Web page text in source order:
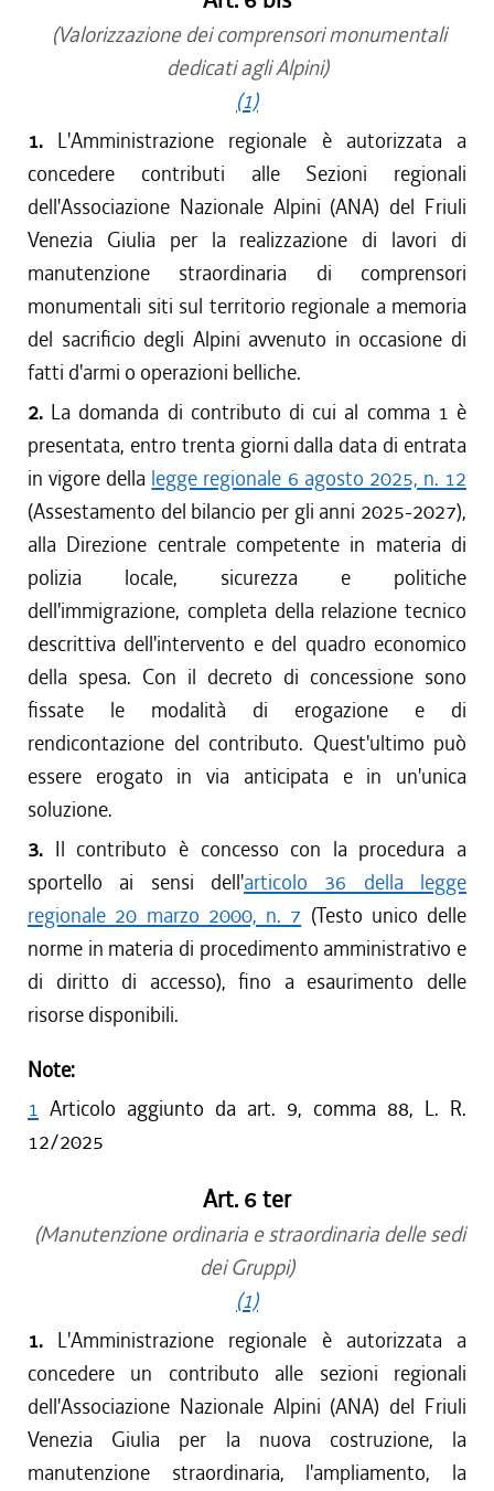
(Valorizzazione dei comprensori monumentali
dedicati agli Alpini)
(1)
1. L'Amministrazione regionale è autorizzata a
concedere contributi alle Sezioni regionali
dell'Associazione Nazionale Alpini (ANA) del Friuli
Venezia Giulia per la realizzazione di lavori di
manutenzione straordinaria di comprensori
monumentali siti sul territorio regionale a memoria
del sacrificio degli Alpini avvenuto in occasione di
fatti d'armi o operazioni belliche.
2. La domanda di contributo di cui al comma 1 è
presentata, entro trenta giorni dalla data di entrata
in vigore della legge regionale 6 agosto 2025, n. 12
(Assestamento del bilancio per gli anni 2025-2027),
alla Direzione centrale competente in materia di
polizia locale, sicurezza e politiche
dell'immigrazione, completa della relazione tecnico
descrittiva dell'intervento e del quadro economico
della spesa. Con il decreto di concessione sono
fissate le modalità di erogazione e di
rendicontazione del contributo. Quest'ultimo può
essere erogato in via anticipata e in un'unica
soluzione.
3. Il contributo è concesso con la procedura a
sportello ai sensi dell'articolo 36 della legge
regionale 20 marzo 2000, n. 7 (Testo unico delle
norme in materia di procedimento amministrativo e
di diritto di accesso), fino a esaurimento delle
risorse disponibili.
Note:
1 Articolo aggiunto da art. 9, comma 88, L. R.
12/2025
Art. 6 ter
(Manutenzione ordinaria e straordinaria delle sedi
dei Gruppi)
(1)
1. L'Amministrazione regionale è autorizzata a
concedere un contributo alle sezioni regionali
dell'Associazione Nazionale Alpini (ANA) del Friuli
Venezia Giulia per la nuova costruzione, la
manutenzione straordinaria, l'ampliamento, la